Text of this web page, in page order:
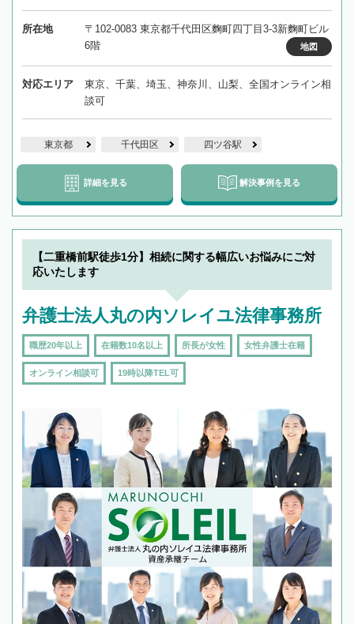
所在地
〒102-0083 東京都千代田区麴町四丁目3-3新麴町ビル
6階
地図
対応エリア
東京、千葉、埼玉、神奈川、山梨、全国オンライン相
談可
東京都 千代田区 四ツ谷駅
詳細を見る 解決事例を見る
【二重橋前駅徒歩1分】相続に関する幅広いお悩みにご対
応いたします
弁護士法人丸の内ソレイユ法律事務所
職歴20年以上 在籍数10名以上 所長が女性 女性弁護士在籍
オンライン相談可 19時以降TEL可